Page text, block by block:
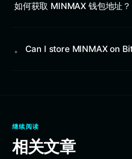
如何获取 MINMAX 钱包地址？
。 Can I store MINMAX on
继续阅读
相关文章